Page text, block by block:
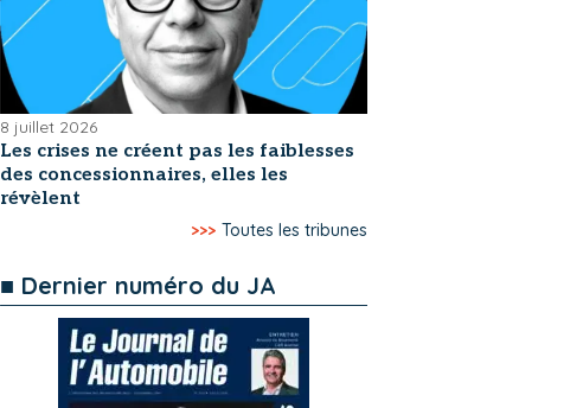
8 juillet 2026
Les crises ne créent pas les faiblesses
des concessionnaires, elles les
révèlent
>>> Toutes les tribunes
■ Dernier numéro du JA